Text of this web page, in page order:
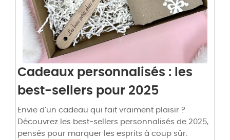
Cadeaux personnalisés : les
best-sellers pour 2025
Envie d’un cadeau qui fait vraiment plaisir ?
Découvrez les best-sellers personnalisés de 2025,
pensés pour marquer les esprits à coup sûr.